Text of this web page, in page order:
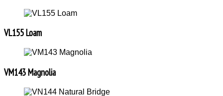
VL155 Loam
VM143 Magnolia